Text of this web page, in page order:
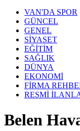
VAN'DA SPOR
GÜNCEL
GENEL
SİYASET
EĞİTİM
SAĞLIK
DÜNYA
EKONOMİ
FİRMA
RESMİ
Belen